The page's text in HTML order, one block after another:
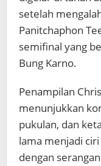
setelah
Panitchaphon
semifinal yang
Bung Karno.
Penampilan
menunjukkan
pukulan, dan
lama menjadi
dengan